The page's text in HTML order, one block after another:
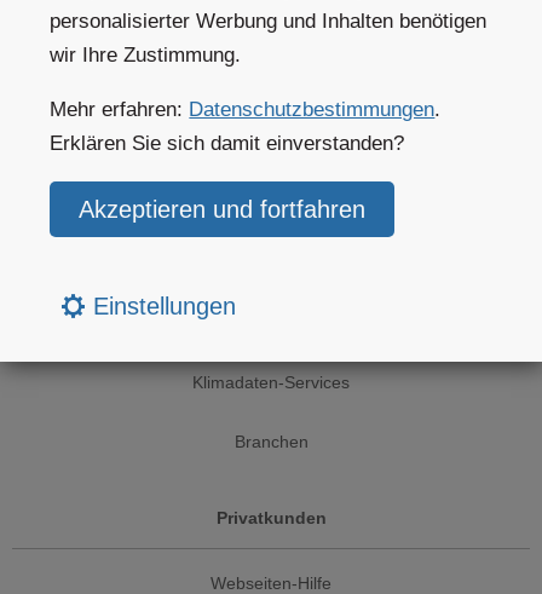
personalisierter Werbung und Inhalten benötigen
wir Ihre Zustimmung.
Mehr erfahren: Datenschutzbestimmungen.
Erklären Sie sich damit einverstanden?
Einstellungen
Wetter heute
Wetterkarten
Website widgets
Klimadaten-Services
Branchen
Privatkunden
Webseiten-Hilfe